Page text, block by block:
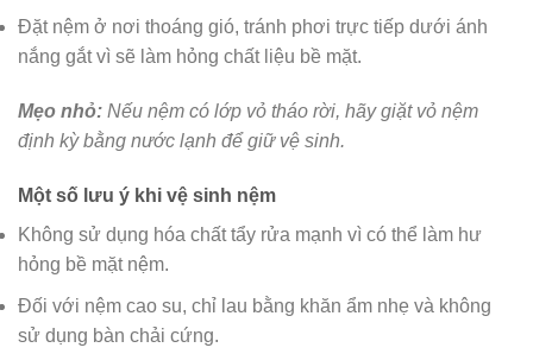
Đặt nệm ở nơi thoáng gió, tránh phơi trực tiếp dưới ánh
nắng gắt vì sẽ làm hỏng chất liệu bề mặt.
Mẹo nhỏ: Nếu nệm có lớp vỏ tháo rời, hãy giặt vỏ nệm
định kỳ bằng nước lạnh để giữ vệ sinh.
Một số lưu ý khi vệ sinh nệm
Không sử dụng hóa chất tẩy rửa mạnh vì có thể làm hư
hỏng bề mặt nệm.
Đối với nệm cao su, chỉ lau bằng khăn ẩm nhẹ và không
sử dụng bàn chải cứng.